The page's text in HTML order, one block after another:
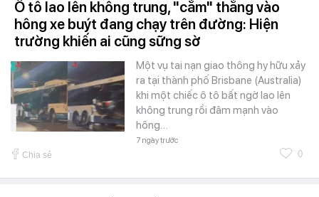
Ô tô lao lên không trung, "cắm" thẳng vào
hông xe buýt đang chạy trên đường: Hiện
trường khiến ai cũng sững sờ
Một vụ tai nạn giao thông hy hữu xảy
ra tại thành phố Brisbane (Australia)
khi một chiếc ô tô bất ngờ lao lên
không trung rồi đâm mạnh vào
hông…
7 ngày trước
Chia sẻ 0